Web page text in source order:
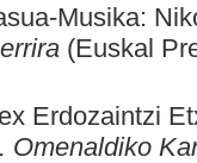
Musika:
(Euskal
Erdozaintzi
Omenaldiko